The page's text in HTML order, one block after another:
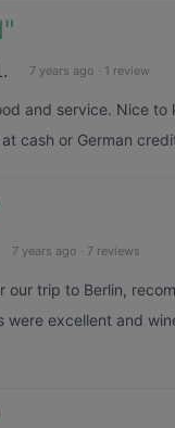
"
7 years ago · 1 review
and service. Nice to
cash or German
7 years ago · 7 reviews
our trip to Berlin,
were excellent and